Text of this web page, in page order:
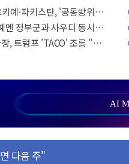
예·파키스탄, '공동방위
수니파 국가들의 새 안보
멘 정부군과 사우디 동시 공
되는 또 다른 중동 화약고
, 트럼프 'TACO' 조롱 "쇼
AI
재역전 vs 정청래 격차 확대'
규제단체' 타진
…S&P500 최고치
상 가능성 낮아지며 상승…
결 전망 우세
… 이스라엘·이란 위협에
다음 주"
…트럼프 제동